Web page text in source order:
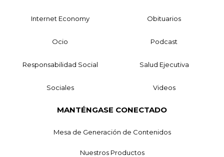
Internet Economy Obituarios
Ocio Podcast
Responsabilidad Social Salud Ejecutiva
Sociales Videos
MANTÉNGASE CONECTADO
Mesa de Generación de Contenidos
Nuestros Productos